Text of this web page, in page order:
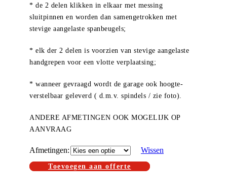
* de 2 delen klikken in elkaar met messing
sluitpinnen en worden dan samengetrokken met
stevige aangelaste spanbeugels;
* elk der 2 delen is voorzien van stevige aangelaste
handgrepen voor een vlotte verplaatsing;
* wanneer gevraagd wordt de garage ook hoogte-
verstelbaar geleverd ( d.m.v. spindels / zie foto).
ANDERE AFMETINGEN OOK MOGELIJK OP
AANVRAAG
Afmetingen Wissen
Toevoegen aan offerte